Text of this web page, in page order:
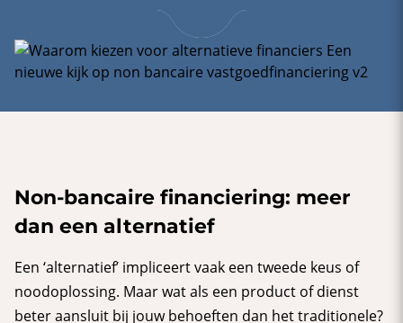
Non-bancaire financiering: meer
dan een alternatief
Een ‘alternatief’ impliceert vaak een tweede keus of
noodoplossing. Maar wat als een product of dienst
beter aansluit bij jouw behoeften dan het traditionele?